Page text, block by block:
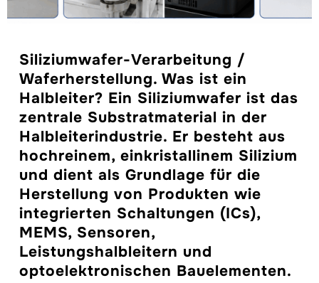
Siliziumwafer-Verarbeitung /
Waferherstellung. Was ist ein
Halbleiter? Ein Siliziumwafer ist das
zentrale Substratmaterial in der
Halbleiterindustrie. Er besteht aus
hochreinem, einkristallinem Silizium
und dient als Grundlage für die
Herstellung von Produkten wie
integrierten Schaltungen (ICs),
MEMS, Sensoren,
Leistungshalbleitern und
optoelektronischen Bauelementen.